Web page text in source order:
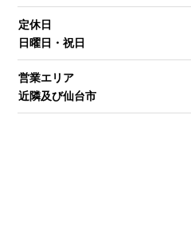
定休日
日曜日・祝日
営業エリア
近隣及び仙台市